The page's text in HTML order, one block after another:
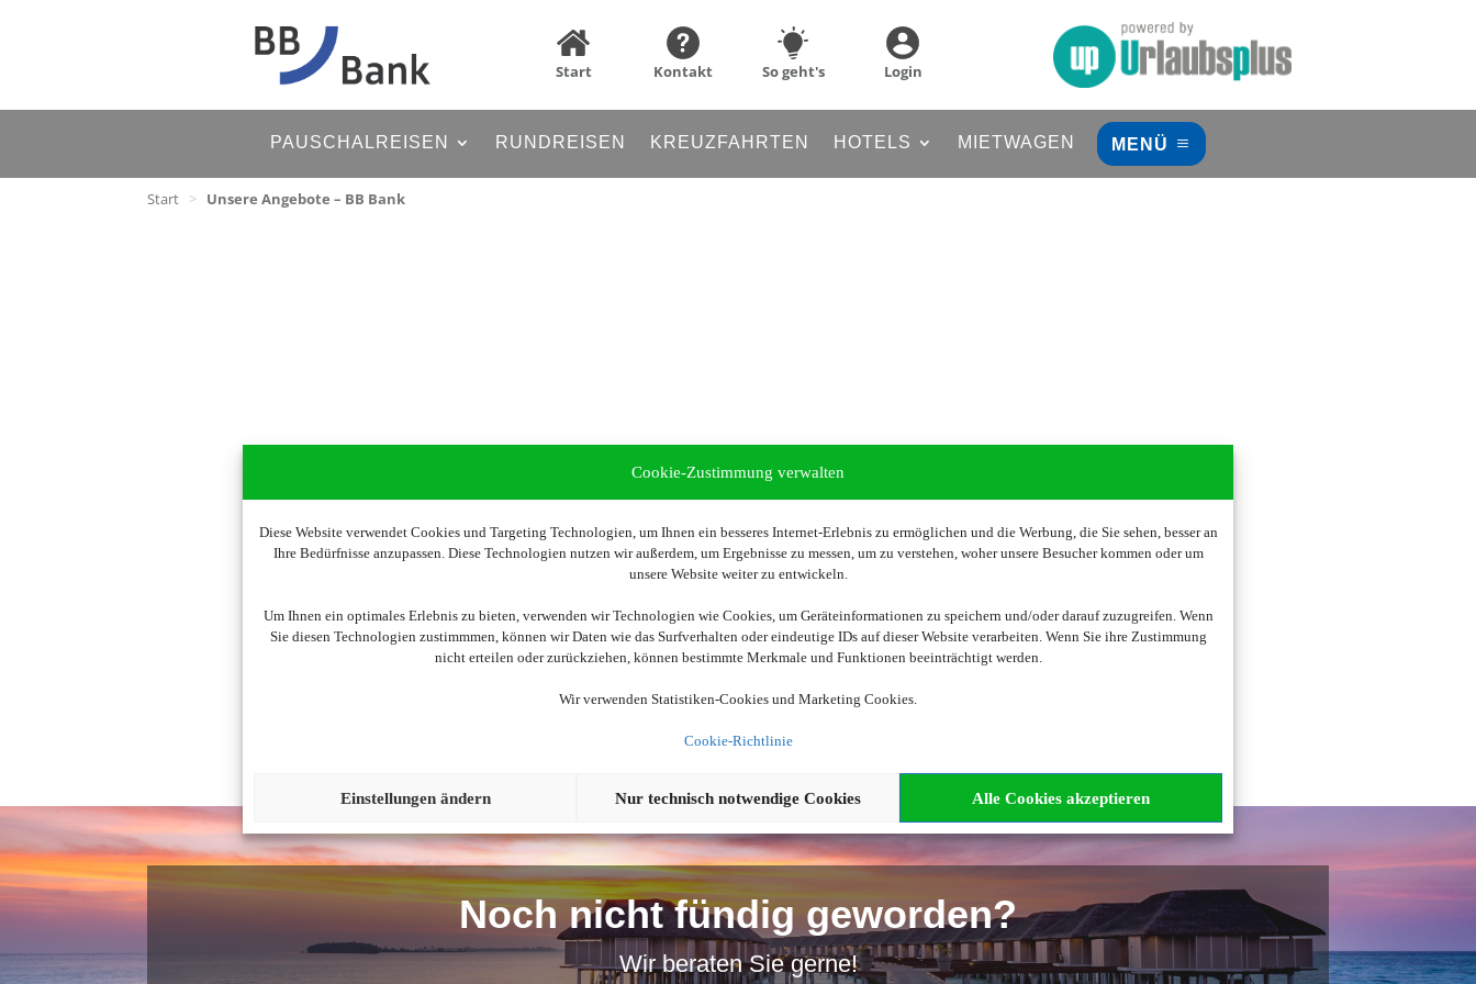
Cookie-Zustimmung verwalten
Diese Website verwendet Cookies und Targeting Technologien, um Ihnen ein besseres Internet-Erlebnis zu ermöglichen und die Werbung, die Sie sehen, besser an
Ihre Bedürfnisse anzupassen. Diese Technologien nutzen wir außerdem, um Ergebnisse zu messen, um zu verstehen, woher unsere Besucher kommen oder um
unsere Website weiter zu entwickeln.
Um Ihnen ein optimales Erlebnis zu bieten, verwenden wir Technologien wie Cookies, um Geräteinformationen zu speichern und/oder darauf zuzugreifen. Wenn
Sie diesen Technologien zustimmmen, können wir Daten wie das Surfverhalten oder eindeutige IDs auf dieser Website verarbeiten. Wenn Sie ihre Zustimmung
nicht erteilen oder zurückziehen, können bestimmte Merkmale und Funktionen beeinträchtigt werden.
Wir verwenden Statistiken-Cookies und Marketing Cookies.
Cookie-Richtlinie
Alle Cookies akzeptieren
Nur technisch notwendige Cookies
Einstellungen ändern
Start Kontakt So geht's Login
PAUSCHALREISEN RUNDREISEN KREUZFAHRTEN HOTELS MIETWAGEN MENÜ
Start > Unsere Angebote – BB Bank
Wir brauchen Ihre Einwilligung
Um diesen Inhalt darzustellen, aktivieren Sie bitte die Cookies. Es werden ggf. personenbezogene Daten verarbeitet.
Cookies akzeptieren
Noch nicht fündig geworden?
Wir beraten Sie gerne!